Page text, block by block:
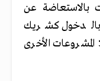
بالاستعاضة عن
بالدخول كشريك
المشروعات الأخرى